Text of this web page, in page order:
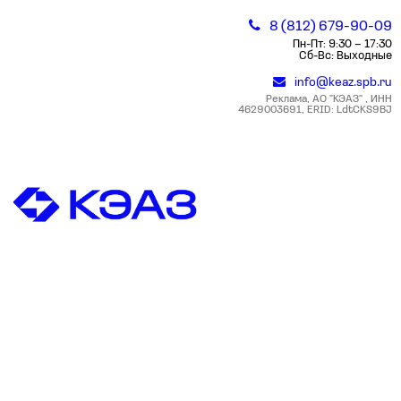
8 (812) 679-90-09
Пн-Пт: 9:30 – 17:30
Сб-Вс: Выходные
info@keaz.spb.ru
Реклама, АО "КЭАЗ" , ИНН
4629003691, ERID: LdtCKS9BJ